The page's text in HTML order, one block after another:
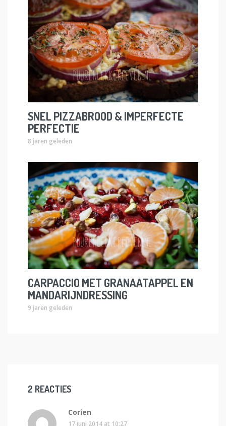
SNEL PIZZABROOD & IMPERFECTE
PERFECTIE
8 jaren geleden
CARPACCIO MET GRANAATAPPEL EN
MANDARIJNDRESSING
9 jaren geleden
2 REACTIES
Corien
17 juni 2014 at 10:27